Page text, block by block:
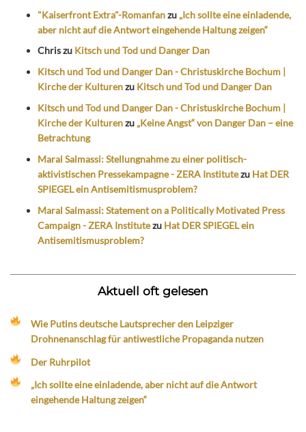
"Kaiserfront Extra"-Romanfanzu „Ich sollte eine einladende,
aber nicht auf die Antwort eingehende Haltung zeigen“
Chriszu Kitsch und Tod und Danger Dan
Kitsch und Tod und Danger Dan - Christuskirche Bochum |
Kirche der Kulturenzu Kitsch und Tod und Danger Dan
Kitsch und Tod und Danger Dan - Christuskirche Bochum |
Kirche der Kulturenzu „Keine Angst“ von Danger Dan – eine
Betrachtung
Maral Salmassi: Stellungnahme zu einer politisch-
aktivistischen Pressekampagne - ZERA Institutezu Hat DER
SPIEGEL ein Antisemitismusproblem?
Maral Salmassi: Statement on a Politically Motivated Press
Campaign - ZERA Institutezu Hat DER SPIEGEL ein
Antisemitismusproblem?
Aktuell oft gelesen
Wie Putins deutsche Lautsprecher den Leipziger
Drohnenanschlag für antiwestliche Propaganda nutzen
Der Ruhrpilot
„Ich sollte eine einladende, aber nicht auf die Antwort
eingehende Haltung zeigen“